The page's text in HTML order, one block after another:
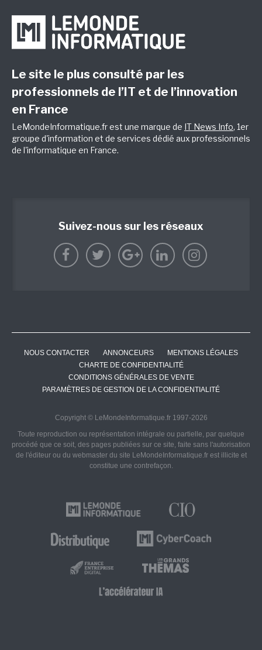
Le site le plus consulté par les
professionnels de l’IT et de l’innovation
en France
LeMondeInformatique.fr est une marque de IT News Info, 1er
groupe d'information et de services dédié aux professionnels
de l'informatique en France.
Suivez-nous sur les réseaux
NOUS CONTACTER ANNONCEURS
MENTIONS LÉGALES
CHARTE DE CONFIDENTIALITÉ
CONDITIONS GÉNÉRALES DE VENTE
PARAMÈTRES DE GESTION DE LA CONFIDENTIALITÉ
Copyright © LeMondeInformatique.fr 1997-2026
Toute reproduction ou représentation intégrale ou partielle, par quelque
procédé que ce soit, des pages publiées sur ce site, faite sans l'autorisation
de l'éditeur ou du webmaster du site LeMondeInformatique.fr est illicite et
constitue une contrefaçon.